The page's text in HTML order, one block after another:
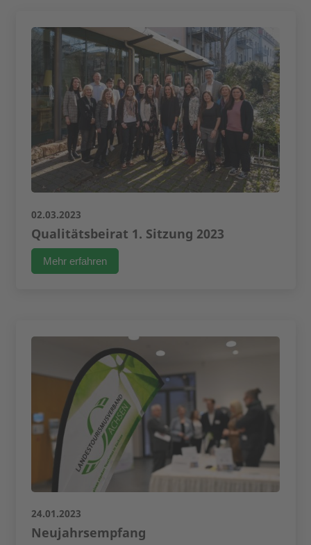
02.03.2023
Qualitätsbeirat 1. Sitzung 2023
Mehr erfahren
24.01.2023
Neujahrsempfang